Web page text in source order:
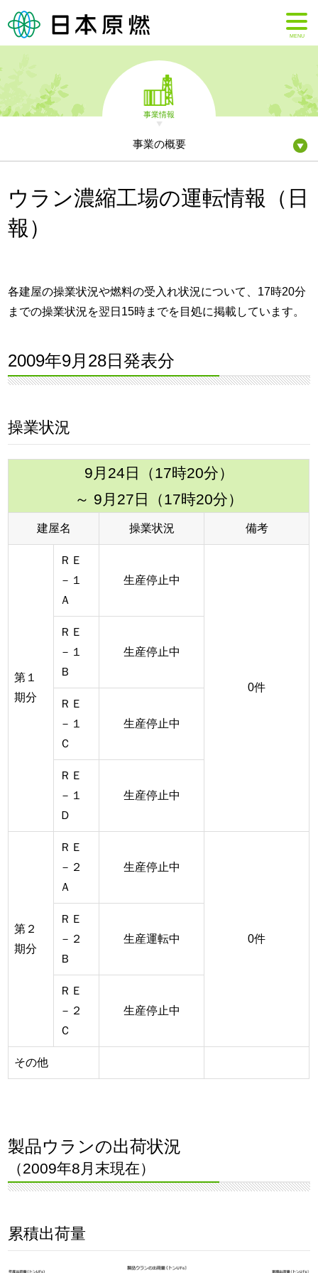
MENU
事業情報
事業の概要
ウラン濃縮工場の運転情報（日
報）
各建屋の操業状況や燃料の受入れ状況について、17時20分
までの操業状況を翌日15時までを目処に掲載しています。
2009年9月28日発表分
操業状況
9月24日（17時20分）
～ 9月27日（17時20分）
建屋名 操業状況 備考
第１
期分
ＲＥ
－１
Ａ
生産停止中
0件
ＲＥ
－１
Ｂ
生産停止中
ＲＥ
－１
Ｃ
生産停止中
ＲＥ
－１
Ｄ
生産停止中
第２
期分
ＲＥ
－２
Ａ
生産停止中
0件
ＲＥ
－２
Ｂ
生産運転中
ＲＥ
－２
Ｃ
生産停止中
その他
製品ウランの出荷状況
（2009年8月末現在）
累積出荷量